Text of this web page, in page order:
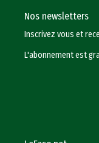
Nos newsletters
Inscrivez vous et
L'abonnement est